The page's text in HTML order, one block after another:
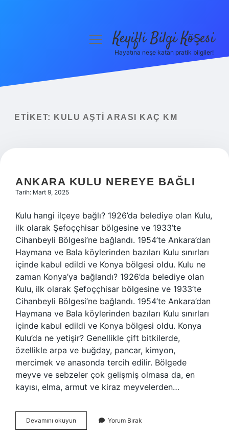
Yasal Uyarı
menüyüKeyifli Bilgi Köşesi
Hayatına neşe katan pratik bilgiler!
ETIKET: KULU AŞTI ARASI KAÇ KM
ANKARA KULU NEREYE BAĞLI
Tarih: Mart 9, 2025
Kulu hangi ilçeye bağlı? 1926’da belediye olan Kulu,
ilk olarak Şefoççhisar bölgesine ve 1933’te
Cihanbeyli Bölgesi’ne bağlandı. 1954’te Ankara’dan
Haymana ve Bala köylerinden bazıları Kulu sınırları
içinde kabul edildi ve Konya bölgesi oldu. Kulu ne
zaman Konya’ya bağlandı? 1926’da belediye olan
Kulu, ilk olarak Şefoççhisar bölgesine ve 1933’te
Cihanbeyli Bölgesi’ne bağlandı. 1954’te Ankara’dan
Haymana ve Bala köylerinden bazıları Kulu sınırları
içinde kabul edildi ve Konya bölgesi oldu. Konya
Kulu’da ne yetişir? Genellikle çift bitkilerde,
özellikle arpa ve buğday, pancar, kimyon,
mercimek ve anasonda tercih edilir. Bölgede
meyve ve sebzeler çok gelişmiş olmasa da, en
kayısı, elma, armut ve kiraz meyvelerden…
Devamını okuyun
Kulu
Yorum Bırak